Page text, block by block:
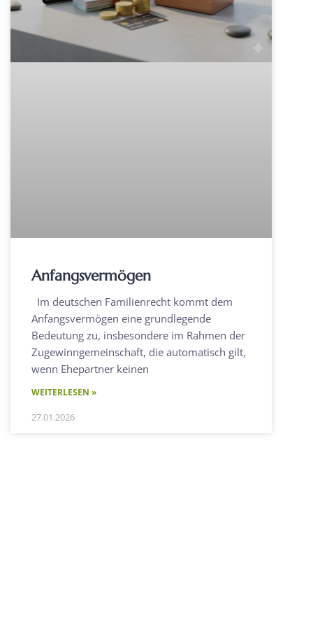
Anfangsvermögen
Im deutschen Familienrecht kommt dem
Anfangsvermögen eine grundlegende
Bedeutung zu, insbesondere im Rahmen der
Zugewinngemeinschaft, die automatisch gilt,
wenn Ehepartner keinen
WEITERLESEN »
27.01.2026